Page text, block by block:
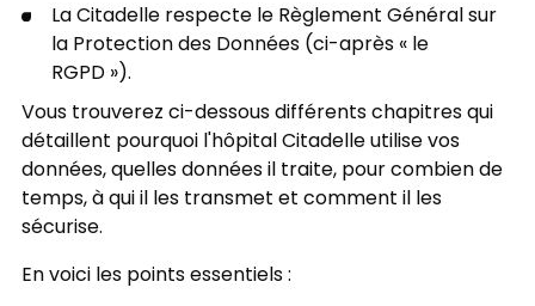
La Citadelle respecte le Règlement Général sur
la Protection des Données (ci-après « le
RGPD »).
Vous trouverez ci-dessous différents chapitres qui
détaillent pourquoi l'hôpital Citadelle utilise vos
données, quelles données il traite, pour combien de
temps, à qui il les transmet et comment il les
sécurise.
En voici les points essentiels :